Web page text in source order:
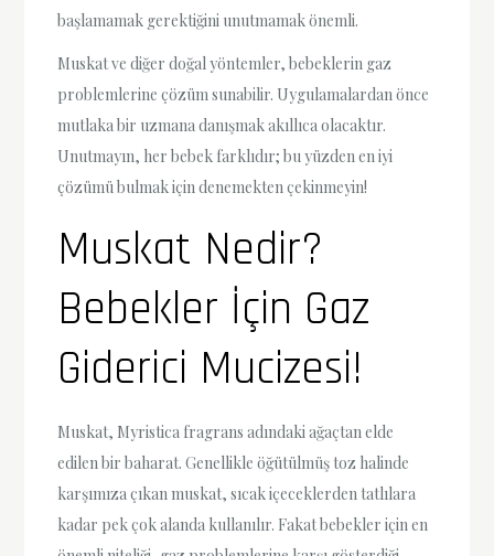
başlamamak gerektiğini unutmamak önemli.
Muskat ve diğer doğal yöntemler, bebeklerin gaz
problemlerine çözüm sunabilir. Uygulamalardan önce
mutlaka bir uzmana danışmak akıllıca olacaktır.
Unutmayın, her bebek farklıdır; bu yüzden en iyi
çözümü bulmak için denemekten çekinmeyin!
Muskat Nedir?
Bebekler İçin Gaz
Giderici Mucizesi!
Muskat, Myristica fragrans adındaki ağaçtan elde
edilen bir baharat. Genellikle öğütülmüş toz halinde
karşımıza çıkan muskat, sıcak içeceklerden tatlılara
kadar pek çok alanda kullanılır. Fakat bebekler için en